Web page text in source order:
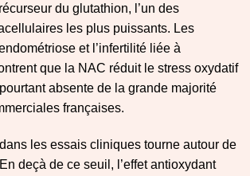
du glutathion, l’un des
les plus puissants. Les
et l’infertilité liée à
que la NAC réduit le stress oxydatif
absente de la grande majorité
françaises.
les essais cliniques tourne autour de
deçà de ce seuil, l’effet antioxydant